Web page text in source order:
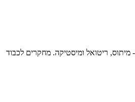
ריטואל ומיסטיקה. מחקרים לכבוד